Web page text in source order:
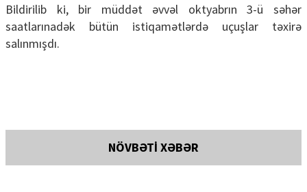
Bildirilib ki, bir müddət əvvəl oktyabrın 3-ü səhər
saatlarınadək bütün istiqamətlərdə uçuşlar təxirə
salınmışdı.
NÖVBƏTİ XƏBƏR